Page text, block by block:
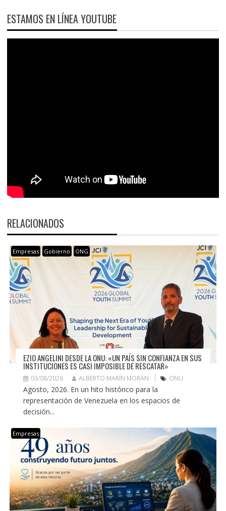
ESTAMOS EN LÍNEA YOUTUBE
RELACIONADOS
Empresas Gobierno ONG
EZIO ANGELINI DESDE LA ONU: «UN PAÍS SIN CONFIANZA EN SUS
INSTITUCIONES ES CASI IMPOSIBLE DE RESCATAR»
03/08/2026 ALBERTO MARÍN MORÁN ONU
Agosto, 2026. En un hito histórico para la
representación de Venezuela en los espacios de
decisión...
Empresas